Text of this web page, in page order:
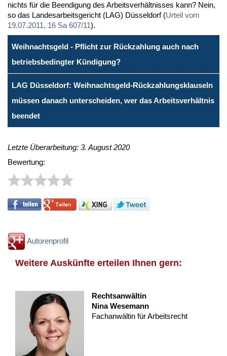
nichts für die Be­en­di­gung des Ar­beits­ver­hält­nis­ses kann? Nein,
so das Lan­des­ar­beits­ge­richt (LAG) Düs­sel­dorf (Ur­teil vom
19.07.2011, 16 Sa 607/11).
Weihnachtsgeld - Pflicht zur Rückzahlung auch nach
betriebsbedingter Kündigung?
LAG Düsseldorf: Weihnachtsgeld-Rückzahlungsklauseln
müssen danach unterscheiden, wer das Arbeitsverhältnis
beendet
Letzte Überarbeitung: 3. August 2020
Bewertung:
Autorenprofil
Weitere Auskünfte erteilen Ihnen gern:
Rechtsanwältin
Nina Wesemann
Fachanwältin für Arbeitsrecht